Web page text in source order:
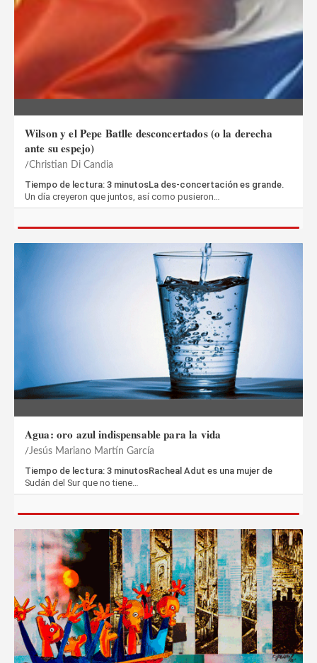
Wilson y el Pepe Batlle desconcertados (o la derecha
ante su espejo)
Christian Di Candia
Tiempo de lectura: 3 minutosLa des-concertación es grande.
Un día creyeron que juntos, así como pusieron…
Agua: oro azul indispensable para la vida
Jesús Mariano Martín García
Tiempo de lectura: 3 minutosRacheal Adut es una mujer de
Sudán del Sur que no tiene…